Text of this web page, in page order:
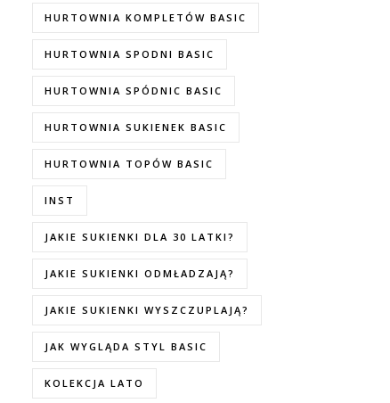
HURTOWNIA KOMPLETÓW BASIC
HURTOWNIA SPODNI BASIC
HURTOWNIA SPÓDNIC BASIC
HURTOWNIA SUKIENEK BASIC
HURTOWNIA TOPÓW BASIC
INST
JAKIE SUKIENKI DLA 30 LATKI?
JAKIE SUKIENKI ODMŁADZAJĄ?
JAKIE SUKIENKI WYSZCZUPLAJĄ?
JAK WYGLĄDA STYL BASIC
KOLEKCJA LATO